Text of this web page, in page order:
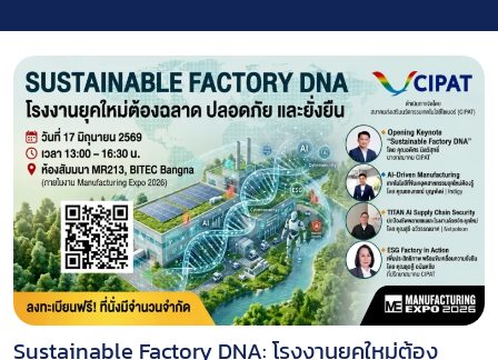
Sustainable Factory DNA: โรงงานยุคใหม่ต้อง